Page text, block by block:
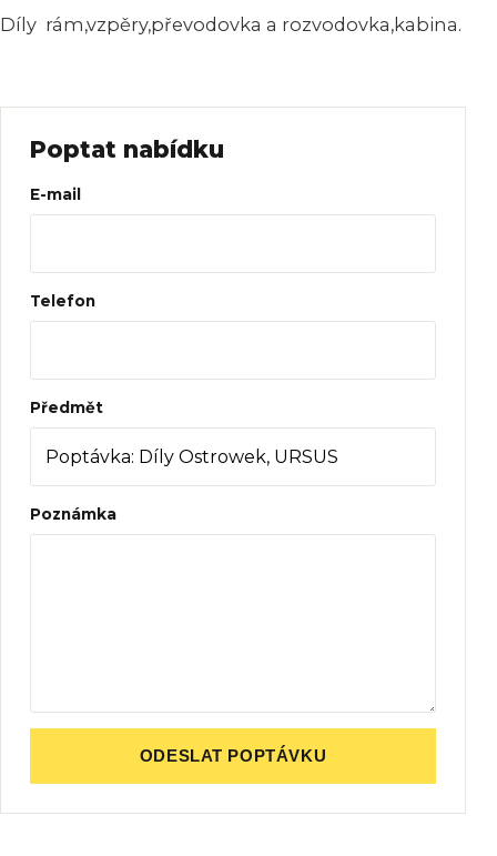
Díly rám,vzpěry,převodovka a rozvodovka,kabina.
Poptat nabídku
Web
E-mail
Telefon
Předmět
Poznámka
ODESLAT POPTÁVKU